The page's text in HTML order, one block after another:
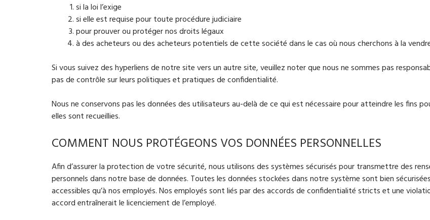
si la loi l’exige
si elle est requise pour toute procédure judiciaire
pour prouver ou protéger nos droits légaux
à des acheteurs ou des acheteurs potentiels de cette société dans le cas où nous cherchons à la
Si vous suivez des hyperliens de notre site vers un autre site, veuillez noter que nous ne sommes pas
pas de contrôle sur leurs politiques et pratiques de confidentialité.
Nous ne conservons pas les données des utilisateurs au-delà de ce qui est nécessaire pour atteindre les fins
elles sont recueillies.
COMMENT NOUS PROTÉGEONS VOS DONNÉES PERSONNELLES
Afin d’assurer la protection de votre sécurité, nous utilisons des systèmes sécurisés pour transmettre des
personnels dans notre base de données. Toutes les données stockées dans notre système sont bien
accessibles qu’à nos employés. Nos employés sont liés par des accords de confidentialité stricts et une
accord entraînerait le licenciement de l’employé.